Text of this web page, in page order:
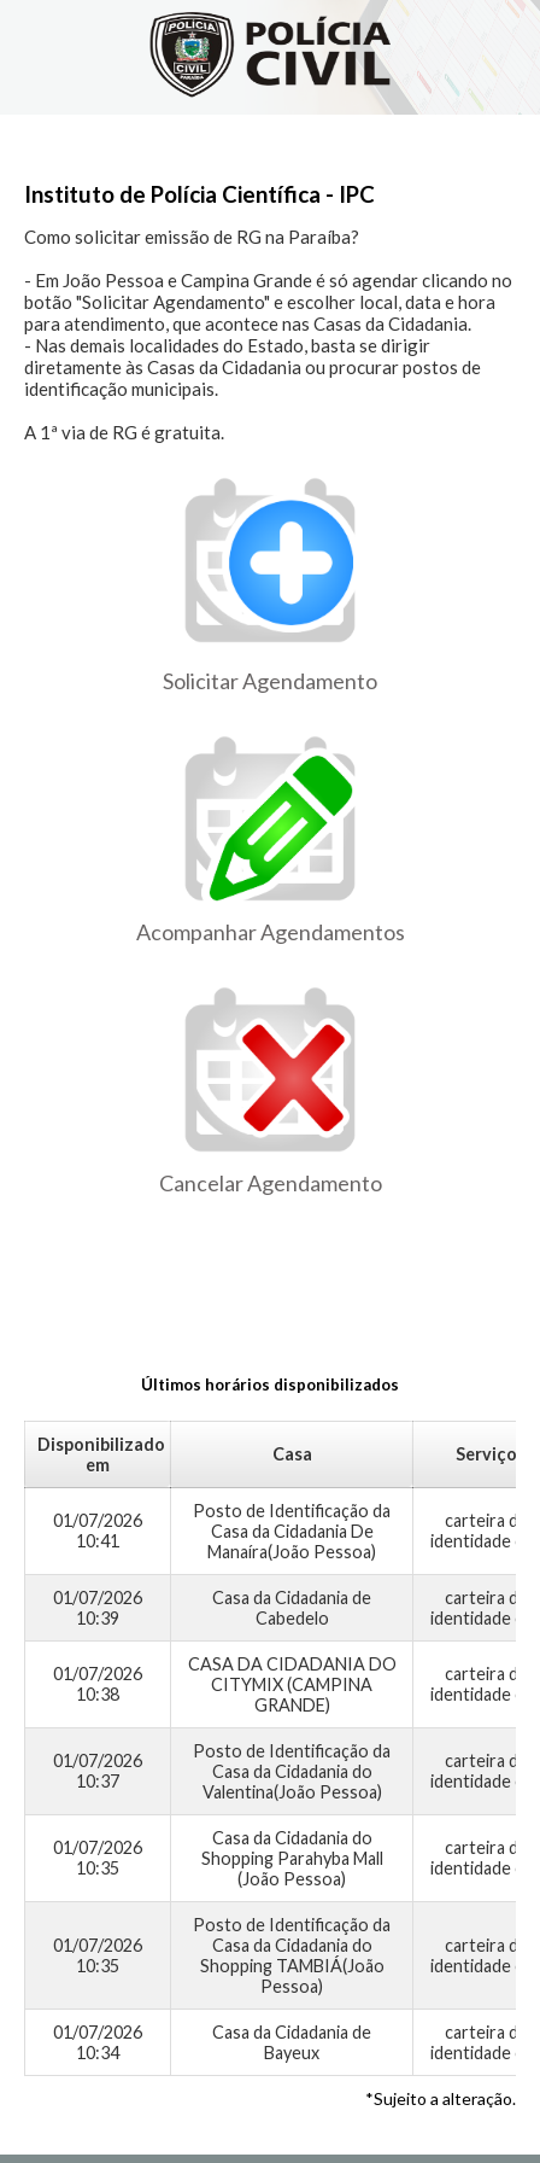
Instituto de Polícia Científica - IPC
Como solicitar emissão de RG na Paraíba?
- Em João Pessoa e Campina Grande é só agendar clicando no
botão "Solicitar Agendamento" e escolher local, data e hora
para atendimento, que acontece nas Casas da Cidadania.
- Nas demais localidades do Estado, basta se dirigir
diretamente às Casas da Cidadania ou procurar postos de
identificação municipais.
A 1ª via de RG é gratuita.
Solicitar Agendamento
Acompanhar Agendamentos
Cancelar Agendamento
Últimos horários disponibilizados
Disponibilizado
em
Casa Serviço
01/07/2026
10:41
Posto de Identificação da
Casa da Cidadania De
Manaíra(João Pessoa)
carteira de
identidade
01/07/2026
10:39
Casa da Cidadania de
Cabedelo
carteira de
identidade
01/07/2026
10:38
CASA DA CIDADANIA DO
CITYMIX (CAMPINA
GRANDE)
carteira de
identidade
01/07/2026
10:37
Posto de Identificação da
Casa da Cidadania do
Valentina(João Pessoa)
carteira de
identidade
01/07/2026
10:35
Casa da Cidadania do
Shopping Parahyba Mall
(João Pessoa)
carteira de
identidade
01/07/2026
10:35
Posto de Identificação da
Casa da Cidadania do
Shopping TAMBIÁ(João
Pessoa)
carteira de
identidade
01/07/2026
10:34
Casa da Cidadania de
Bayeux
carteira de
identidade
*Sujeito a alteração.